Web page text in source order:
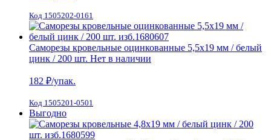
Код 1505202-0161
Саморезы кровельные оцинкованные 5,5х19 мм / белый
цинк / 200 шт. Нет в наличии
182 ₽/упак.
Код 1505201-0501
Выгодно